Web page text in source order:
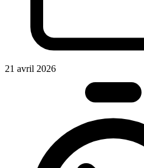
21 avril 2026